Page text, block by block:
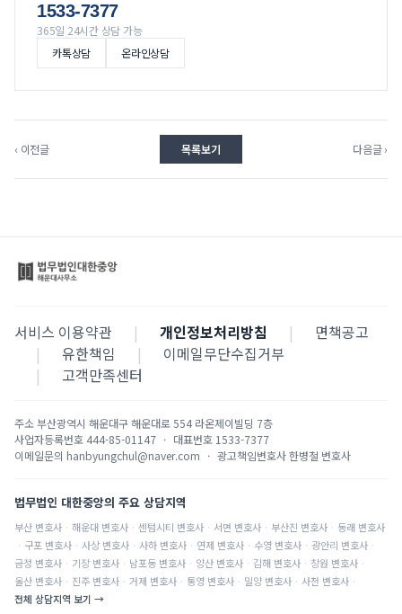
1533-7377
365일 24시간 상담 가능
카톡상담
온라인상담
‹ 이전글 목록보기 다음글 ›
서비스 이용약관 | 개인정보처리방침 |
면책공고
|
유한책임 |
이메일무단수집거부
|
고객만족센터
주소부산광역시 해운대구 해운대로 554 라온제이빌딩 7층
사업자등록번호 444-85-01147 · 대표번호 1533-7377
이메일문의 hanbyungchul@naver.com · 광고책임변호사한병철 변호사
법무법인 대한중앙의 주요 상담지역
부산 변호사 · 해운대 변호사 · 센텀시티 변호사 · 서면 변호사 · 부산진 변호사 · 동래 변호사
· 구포 변호사 · 사상 변호사 · 사하 변호사 · 연제 변호사 · 수영 변호사 · 광안리 변호사 ·
금정 변호사 · 기장 변호사 · 남포동 변호사 · 양산 변호사 · 김해 변호사 · 창원 변호사 ·
울산 변호사 · 진주 변호사 · 거제 변호사 · 통영 변호사 · 밀양 변호사 · 사천 변호사 ·
전체 상담지역 보기 →